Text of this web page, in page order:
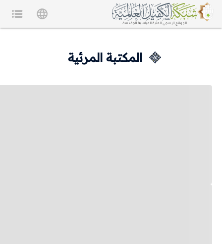
المكتبة المرئية